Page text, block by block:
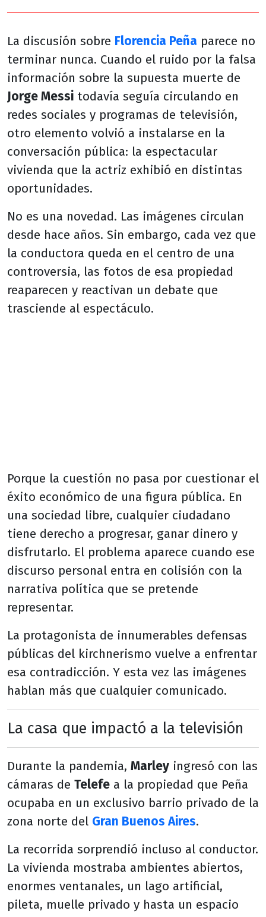
La discusión sobre Florencia Peña parece no
terminar nunca. Cuando el ruido por la falsa
información sobre la supuesta muerte de
Jorge Messi todavía seguía circulando en
redes sociales y programas de televisión,
otro elemento volvió a instalarse en la
conversación pública: la espectacular
vivienda que la actriz exhibió en distintas
oportunidades.
No es una novedad. Las imágenes circulan
desde hace años. Sin embargo, cada vez que
la conductora queda en el centro de una
controversia, las fotos de esa propiedad
reaparecen y reactivan un debate que
trasciende al espectáculo.
Porque la cuestión no pasa por cuestionar el
éxito económico de una figura pública. En
una sociedad libre, cualquier ciudadano
tiene derecho a progresar, ganar dinero y
disfrutarlo. El problema aparece cuando ese
discurso personal entra en colisión con la
narrativa política que se pretende
representar.
La protagonista de innumerables defensas
públicas del kirchnerismo vuelve a enfrentar
esa contradicción. Y esta vez las imágenes
hablan más que cualquier comunicado.
La casa que impactó a la televisión
Durante la pandemia, Marley ingresó con las
cámaras de Telefe a la propiedad que Peña
ocupaba en un exclusivo barrio privado de la
zona norte del Gran Buenos Aires.
La recorrida sorprendió incluso al conductor.
La vivienda mostraba ambientes abiertos,
enormes ventanales, un lago artificial,
pileta, muelle privado y hasta un espacio